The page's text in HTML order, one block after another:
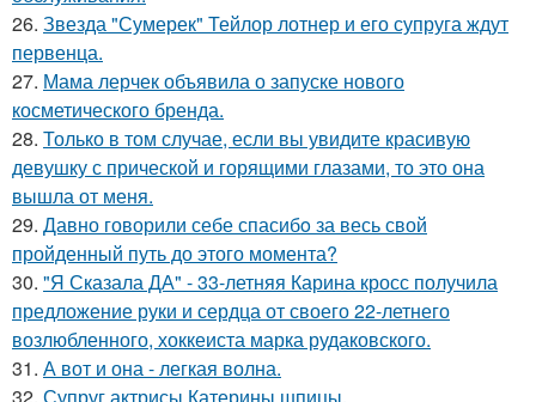
26. Звезда "Сумерек" Тейлор лотнер и его супруга ждут
первенца.
27. Мама лерчек объявила о запуске нового
косметического бренда.
28. Только в том случае, если вы увидите красивую
девушку с прической и горящими глазами, то это она
вышла от меня.
29. Давно говорили себе спасибo за весь свой
пройденный путь до этого момента?
30. "Я Сказала ДА" - 33-летняя Карина кросс получила
предложение руки и сердца от своего 22-летнего
возлюбленного, хоккеиста марка рудаковского.
31. А вот и она - легкая волна.
32. Супруг актрисы Катерины шпицы,